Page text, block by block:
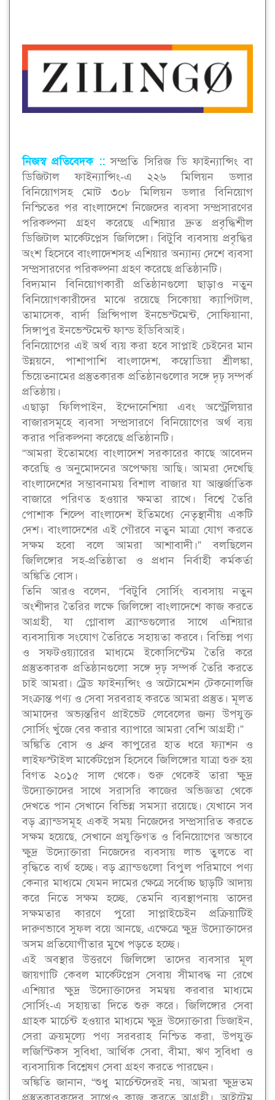
নিজস্ব প্রতিবেদক :: সম্প্রতি সিরিজ ডি ফাইন্যান্সিং বা
ডিজিটাল ফাইন্যান্সিং-এ ২২৬ মিলিয়ন ডলার
বিনিয়োগসহ মোট ৩০৮ মিলিয়ন ডলার বিনিয়োগ
নিশ্চিতের পর বাংলাদেশে নিজেদের ব্যবসা সম্প্রসারণের
পরিকল্পনা গ্রহণ করেছে এশিয়ার দ্রুত প্রবৃদ্ধিশীল
ডিজিটাল মার্কেটপ্লেস জিলিঙ্গো। বিটুবি ব্যবসায় প্রবৃদ্ধির
অংশ হিসেবে বাংলাদেশসহ এশিয়ার অন্যান্য দেশে ব্যবসা
সম্প্রসারণের পরিকল্পনা গ্রহণ করেছে প্রতিষ্ঠানটি।
বিদ্যমান বিনিয়োগকারী প্রতিষ্ঠানগুলো ছাড়াও নতুন
বিনিয়োগকারীদের মাঝে রয়েছে সিকোয়া ক্যাপিটাল,
তামাসেক, বার্দা প্রিন্সিপাল ইনভেস্টমেন্ট, সোফিয়ানা,
সিঙ্গাপুর ইনভেস্টমেন্ট ফান্ড ইডিবিআই।
বিনিয়োগের এই অর্থ ব্যয় করা হবে সাপ্লাই চেইনের মান
উন্নয়নে, পাশাপাশি বাংলাদেশ, কম্বোডিয়া শ্রীলঙ্কা,
ভিয়েতনামের প্রস্তুতকারক প্রতিষ্ঠানগুলোর সঙ্গে দৃঢ় সম্পর্ক
প্রতিষ্ঠায়।
এছাড়া ফিলিপাইন, ইন্দোনেশিয়া এবং অস্ট্রেলিয়ার
বাজারসমূহে ব্যবসা সম্প্রসারণে বিনিয়োগের অর্থ ব্যয়
করার পরিকল্পনা করেছে প্রতিষ্ঠানটি।
“আমরা ইতোমধ্যে বাংলাদেশ সরকারের কাছে আবেদন
করেছি ও অনুমোদনের অপেক্ষায় আছি। আমরা দেখেছি
বাংলাদেশের সম্ভাবনাময় বিশাল বাজার যা আন্তর্জাতিক
বাজারে পরিণত হওয়ার ক্ষমতা রাখে। বিশ্বে তৈরি
পোশাক শিল্পে বাংলাদেশ ইতিমধ্যে নেতৃস্থানীয় একটি
দেশ। বাংলাদেশের এই গৌরবে নতুন মাত্রা যোগ করতে
সক্ষম হবো বলে আমরা আশাবাদী।” বলছিলেন
জিলিঙ্গোর সহ-প্রতিষ্ঠাতা ও প্রধান নির্বাহী কর্মকর্তা
অঙ্কিতি বোস।
তিনি আরও বলেন, “বিটুবি সোর্সিং ব্যবসায় নতুন
অংশীদার তৈরির লক্ষে জিলিঙ্গো বাংলাদেশে কাজ করতে
আগ্রহী, যা গ্লোবাল ব্র্যান্ডগুলোর সাথে এশিয়ার
ব্যবসায়িক সংযোগ তৈরিতে সহায়তা করবে। বিভিন্ন পণ্য
ও সফটওয়্যারের মাধ্যমে ইকোসিস্টেম তৈরি করে
প্রস্তুতকারক প্রতিষ্ঠানগুলো সঙ্গে দৃঢ় সম্পর্ক তৈরি করতে
চাই আমরা। ট্রেড ফাইন্যন্সিং ও অটোমেশন টেকনোলজি
সংক্রান্ত পণ্য ও সেবা সরবরাহ করতে আমরা প্রস্তুত। মূলত
আমাদের অভ্যন্তরিণ প্রাইভেট লেবেলের জন্য উপযুক্ত
সোর্সিং খুঁজে বের করার ব্যাপারে আমরা বেশি আগ্রহী।”
অঙ্কিতি বোস ও ধ্রুব কাপুরের হাত ধরে ফ্যাশন ও
লাইফস্টাইল মার্কেটপ্লেস হিসেবে জিলিঙ্গোর যাত্রা শুরু হয়
বিগত ২০১৫ সাল থেকে। শুরু থেকেই তারা ক্ষুদ্র
উদ্যোক্তাদের সাথে সরাসরি কাজের অভিজ্ঞতা থেকে
দেখতে পান সেখানে বিভিন্ন সমস্যা রয়েছে। যেখানে সব
বড় ব্র্যান্ডসমূহ একই সময় নিজেদের সম্প্রসারিত করতে
সক্ষম হয়েছে, সেখানে প্রযুক্তিগত ও বিনিয়োগের অভাবে
ক্ষুদ্র উদ্যোক্তারা নিজেদের ব্যবসায় লাভ তুলতে বা
বৃদ্ধিতে ব্যর্থ হচ্ছে। বড় ব্র্যান্ডগুলো বিপুল পরিমাণে পণ্য
কেনার মাধ্যমে যেমন দামের ক্ষেত্রে সর্বোচ্চ ছাড়টি আদায়
করে নিতে সক্ষম হচ্ছে, তেমনি ব্যবস্থাপনায় তাদের
সক্ষমতার কারণে পুরো সাপ্লাইচেইন প্রক্রিয়াটিই
দারুণভাবে সুফল বয়ে আনছে, এক্ষেত্রে ক্ষুদ্র উদ্যোক্তাদের
অসম প্রতিযোগীতার মুখে পড়তে হচ্ছে।
এই অবস্থার উত্তরণে জিলিঙ্গো তাদের ব্যবসার মূল
জায়গাটি কেবল মার্কেটপ্লেস সেবায় সীমাবদ্ধ না রেখে
এশিয়ার ক্ষুদ্র উদ্যোক্তাদের সমন্বয় করবার মাধ্যমে
সোর্সিং-এ সহায়তা দিতে শুরু করে। জিলিঙ্গোর সেবা
গ্রাহক মার্চেন্ট হওয়ার মাধ্যমে ক্ষুদ্র উদ্যোক্তারা ডিজাইন,
সেরা ক্রয়মূল্যে পণ্য সরবরাহ নিশ্চিত করা, উপযুক্ত
লজিস্টিকস সুবিধা, আর্থিক সেবা, বীমা, ঋণ সুবিধা ও
ব্যবসায়িক বিশ্লেষণ সেবা গ্রহণ করতে পারছেন।
অঙ্কিতি জানান, “শুধু মার্চেন্টদেরই নয়, আমরা ক্ষুদ্রতম
প্রস্তুতকারকদের সাথেও কাজ করতে আগ্রহী। আইটেম